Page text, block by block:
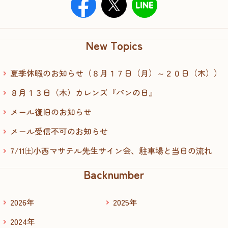
New Topics
夏季休暇のお知らせ（８月１７日（月）～２０日（木））
８月１３日（木）カレンズ『パンの日』
メール復旧のお知らせ
メール受信不可のお知らせ
7/11㈯小西マサテル先生サイン会、駐車場と当日の流れ
Backnumber
2026年
2025年
2024年